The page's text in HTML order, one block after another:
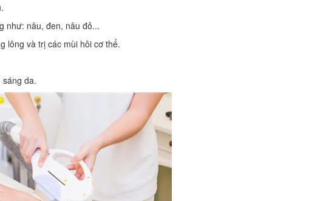
như: nâu, đen, nâu đỏ...
lông và trị các mùi hôi cơ thể.
da.